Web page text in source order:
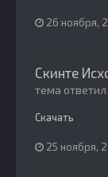
26 ноября,
Скинте
тема ответил
Скачать
25 ноября,